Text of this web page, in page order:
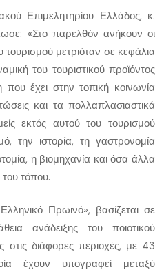
Επιμελητηρίου Ελλάδος, κ.
«Στο παρελθόν ανήκουν οι
τουρισμού μετριόταν σε κεφάλια
του τουριστικού προϊόντος
που έχει στην τοπική κοινωνία
και τα πολλαπλασιαστικά
εκτός αυτού του τουρισμού
την ιστορία, τη γαστρονομία
η βιομηχανία και όσα άλλα
του τόπου.
Πρωινό», βασίζεται σε
ανάδειξης του ποιοτικού
διάφορες περιοχές, με 43
έχουν υπογραφεί μεταξύ